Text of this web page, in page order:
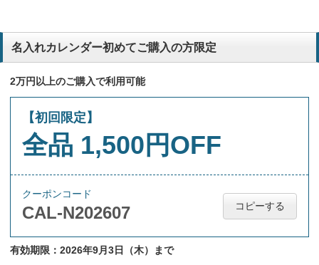
名入れカレンダー初めてご購入の方限定
2万円以上のご購入で利用可能
【初回限定】
全品 1,500円OFF
クーポンコード
CAL-N202607 コピーする
有効期限：2026年9月3日（木）まで